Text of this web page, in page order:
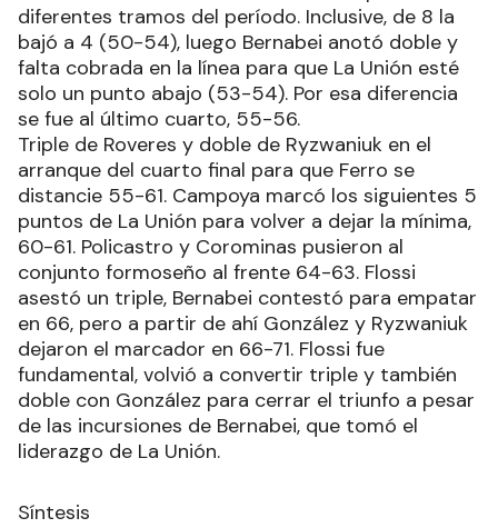
diferentes tramos del período. Inclusive, de 8 la
bajó a 4 (50-54), luego Bernabei anotó doble y
falta cobrada en la línea para que La Unión esté
solo un punto abajo (53-54). Por esa diferencia
se fue al último cuarto, 55-56.
Triple de Roveres y doble de Ryzwaniuk en el
arranque del cuarto final para que Ferro se
distancie 55-61. Campoya marcó los siguientes 5
puntos de La Unión para volver a dejar la mínima,
60-61. Policastro y Corominas pusieron al
conjunto formoseño al frente 64-63. Flossi
asestó un triple, Bernabei contestó para empatar
en 66, pero a partir de ahí González y Ryzwaniuk
dejaron el marcador en 66-71. Flossi fue
fundamental, volvió a convertir triple y también
doble con González para cerrar el triunfo a pesar
de las incursiones de Bernabei, que tomó el
liderazgo de La Unión.
Síntesis